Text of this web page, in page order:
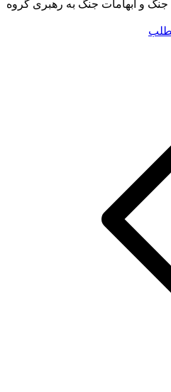
و ابهامات جنگ به رهبری گروه